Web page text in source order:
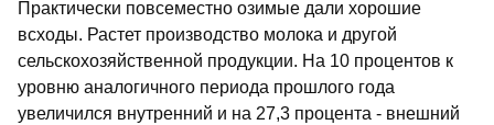
Практически повсеместно озимые дали хорошие
всходы. Растет производство молока и другой
сельскохозяйственной продукции. На 10 процентов к
уровню аналогичного периода прошлого года
увеличился внутренний и на 27,3 процента - внешний